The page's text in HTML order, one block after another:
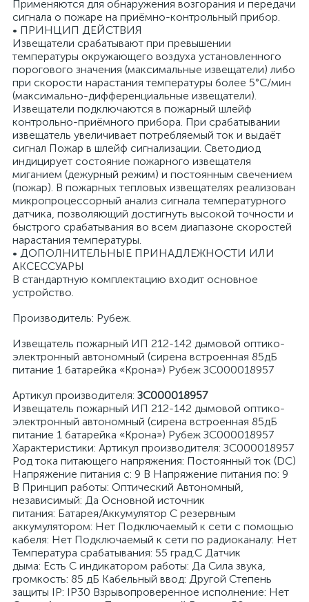
Применяются для обнаружения возгорания и передачи
сигнала о пожаре на приёмно-контрольный прибор.
• ПРИНЦИП ДЕЙСТВИЯ
Извещатели срабатывают при превышении
температуры окружающего воздуха установленного
порогового значения (максимальные извещатели) либо
при скорости нарастания температуры более 5°С/мин
(максимально-дифференциальные извещатели).
Извещатели подключаются в пожарный шлейф
контрольно-приёмного прибора. При срабатывании
извещатель увеличивает потребляемый ток и выдаёт
сигнал Пожар в шлейф сигнализации. Светодиод
индицирует состояние пожарного извещателя
миганием (дежурный режим) и постоянным свечением
(пожар). В пожарных тепловых извещателях реализован
микропроцессорный анализ сигнала температурного
датчика, позволяющий достигнуть высокой точности и
быстрого срабатывания во всем диапазоне скоростей
нарастания температуры.
• ДОПОЛНИТЕЛЬНЫЕ ПРИНАДЛЕЖНОСТИ ИЛИ
АКСЕССУАРЫ
В стандартную комплектацию входит основное
устройство.
Производитель: Рубеж.
Извещатель пожарный ИП 212-142 дымовой оптико-
электронный автономный (сирена встроенная 85дБ
питание 1 батарейка «Крона») Рубеж ЗС000018957
Артикул производителя: ЗС000018957
Извещатель пожарный ИП 212-142 дымовой оптико-
электронный автономный (сирена встроенная 85дБ
питание 1 батарейка «Крона») Рубеж ЗС000018957
Характеристики: Артикул производителя: ЗС000018957
Род тока питающего напряжения: Постоянный ток (DC)
Напряжение питания с: 9 В Напряжение питания по: 9
В Принцип работы: Оптический Автономный,
независимый: Да Основной источник
питания: Батарея/Аккумулятор С резервным
аккумулятором: Нет Подключаемый к сети с помощью
кабеля: Нет Подключаемый к сети по радиоканалу: Нет
Температура срабатывания: 55 град.C Датчик
дыма: Есть С индикатором работы: Да Сила звука,
громкость: 85 дБ Кабельный ввод: Другой Степень
защиты IP: IP30 Взрывопроверенное исполнение: Нет